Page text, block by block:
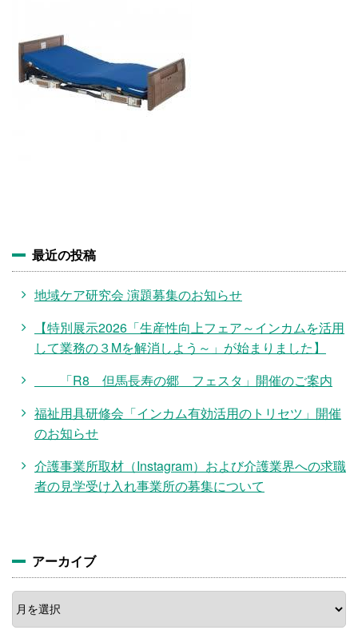
アクセス
最近の投稿
地域ケア研究会 演題募集のお知らせ
【特別展示2026「生産性向上フェア～インカムを活用
して業務の３Mを解消しよう～」が始まりました】
「R8 但馬長寿の郷 フェスタ」開催のご案内
福祉用具研修会「インカム有効活用のトリセツ」開催
のお知らせ
介護事業所取材（Instagram）および介護業界への求職
者の見学受け入れ事業所の募集について
アーカイブ
ア
ー